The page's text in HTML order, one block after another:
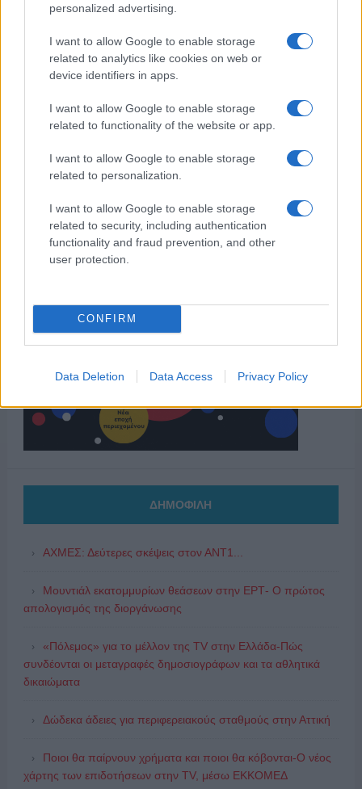
personalized advertising.
I want to allow Google to enable storage
related to analytics like cookies on web or
device identifiers in apps.
I want to allow Google to enable storage
related to functionality of the website or app.
I want to allow Google to enable storage
related to personalization.
I want to allow Google to enable storage
related to security, including authentication
functionality and fraud prevention, and other
user protection.
CONFIRM
Data Deletion Data Access Privacy Policy
ΔΗΜΟΦΙΛΗ
ΑΧΜΕΣ: Δεύτερες σκέψεις στον ΑΝΤ1...
Μουντιάλ εκατομμυρίων θεάσεων στην ΕΡΤ- Ο πρώτος
απολογισμός της διοργάνωσης
«Πόλεμος» για το μέλλον της TV στην Ελλάδα-Πώς
συνδέονται οι μεταγραφές δημοσιογράφων και τα αθλητικά
δικαιώματα
Δώδεκα άδειες για περιφερειακούς σταθμούς στην Αττική
Ποιοι θα παίρνουν χρήματα και ποιοι θα κόβονται-Ο νέος
χάρτης των επιδοτήσεων στην TV, μέσω ΕΚΚΟΜΕΔ